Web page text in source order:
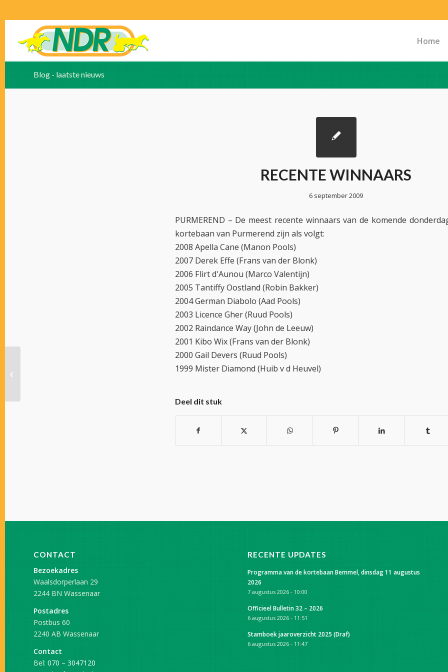
Home
Blog - laatste nieuws
RECENTE WINNAARS
6 september 2009
PURMEREND – De meest recente winnaars van de komende
kortebaan van Purmerend zijn als volgt:
2008 Apella Cane (Manon Pools)
2007 Derek Effe (Frans van der Blonk)
2006 Flirt d'Aunou (Marco Valentijn)
2005 Tantiffy Oostland (Robin Bakker)
2004 German Diabolo (Aad Pools)
2003 Licence Gher (Ruud Pools)
2002 Raindance Way (John de Leeuw)
2001 Kibo Wix (Frans van der Blonk)
2000 Gail Devers (Ruud Pools)
1999 Mister Diamond (Huib v d Heuvel)
Deel dit stuk
CONTACT
Bezoekadres
Waalsdorperlaan 29
2244 BN Wassenaar
Postadres
Postbus 60
2240 AB Wassenaar
Contact
Bel: 070 – 3047120
RECENTE UPDATES
Programma van de kortebaan Bemmel, dinsdag 11 augustus
2026
7 augustus 2026 - 10:00
Officieel Bulletin 32 – 2026
6 augustus 2026 - 11:51
Stamboek jaaroverzicht 2025 (Draf)
6 augustus 2026 - 11:47